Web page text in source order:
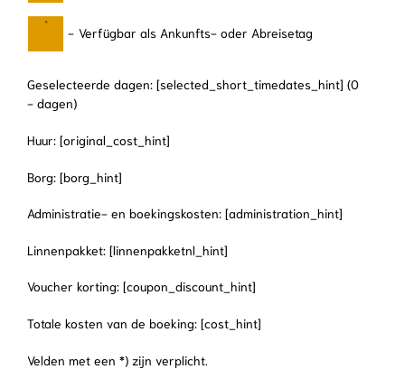
·
- Verfügbar als Ankunfts- oder Abreisetag
Geselecteerde dagen: [selected_short_timedates_hint] (0
- dagen)
Huur: [original_cost_hint]
Borg: [borg_hint]
Administratie- en boekingskosten: [administration_hint]
Linnenpakket: [linnenpakketnl_hint]
Voucher korting: [coupon_discount_hint]
Totale kosten van de boeking: [cost_hint]
Velden met een *) zijn verplicht.